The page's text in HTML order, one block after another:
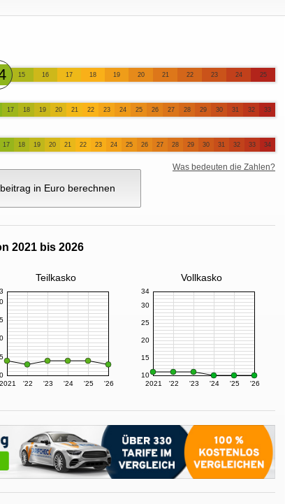
15 16 17 18 19 20 21 22 23 24 25
17 18 19 20 21 22 23 24 25 26 27 28 29 30 31 32 33
17 18 19 20 21 22 23 24 25 26 27 28 29 30 31 32 33 34
in Euro berechnen
Was bedeuten die Zahlen?
2021 bis 2026
Teilkasko Vollkasko
2021 '22 '23 '24 '25 '26 2021 '22 '23 '24 '25 '26
10
15
20
25
30
34